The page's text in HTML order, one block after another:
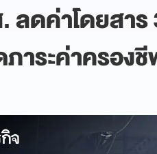
ลดค่าโดยสา
าระค่าครอง